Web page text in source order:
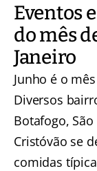
Eventos
do mês
Janeiro
Junho é o
Diversos
Botafogo,
Cristóvão se
comidas